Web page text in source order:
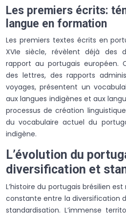
Les premiers écrits:
langue en formation
Les premiers textes écrits en
XVIe siècle, révèlent déjà des
rapport au portugais européen.
des lettres, des rapports
voyages, présentent un
aux langues indigènes et aux
processus de création
du vocabulaire actuel du
indigène.
L’évolution du
diversification et
L’histoire du portugais brésilien
constante entre la diversification
standardisation. L’immense